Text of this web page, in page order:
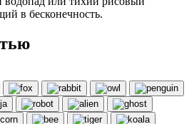
в бесконечность.